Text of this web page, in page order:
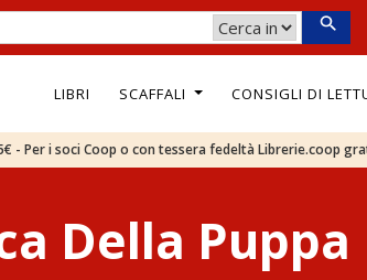
LIBRI SCAFFALI CONSIGLI DI
- Per i soci Coop o con tessera fedeltà Librerie.coop
Della Puppa